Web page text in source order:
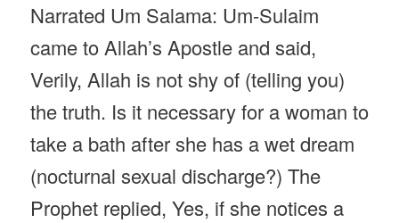
Narrated Um Salama: Um-Sulaim
came to Allah’s Apostle and said,
Verily, Allah is not shy of (telling you)
the truth. Is it necessary for a woman to
take a bath after she has a wet dream
(nocturnal sexual discharge?) The
Prophet replied, Yes, if she notices a